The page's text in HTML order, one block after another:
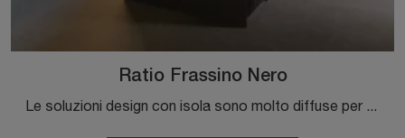
Ratio Frassino Nero
Le soluzioni design con isola sono molto diffuse per merito della loro poliedricità: in showroom potrai vedere dal vivo solo le proposte più valide.